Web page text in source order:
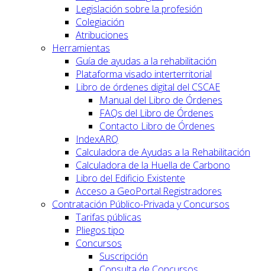
Legislación sobre la profesión
Colegiación
Atribuciones
Herramientas
Guía de ayudas a la rehabilitación
Plataforma visado interterritorial
Libro de órdenes digital del CSCAE
Manual del Libro de Órdenes
FAQs del Libro de Órdenes
Contacto Libro de Órdenes
IndexARQ
Calculadora de Ayudas a la Rehabilitación
Calculadora de la Huella de Carbono
Libro del Edificio Existente
Acceso a GeoPortal.Registradores
Contratación Público-Privada y Concursos
Tarifas públicas
Pliegos tipo
Concursos
Suscripción